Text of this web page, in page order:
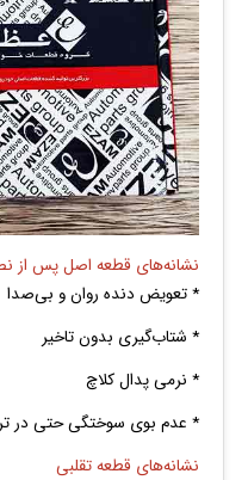
نشانه‌های قطعه اصل پس از
* تعویض دنده روان و بی‌صدا
* شتاب‌گیری بدون تاخیر
* نرمی پدال کلاچ
* عدم بوی سوختگی حتی در
نشانه‌های قطعه تقلبی